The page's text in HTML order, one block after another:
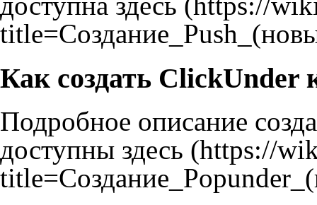
Как создать ClickUnder
Подробное описание
доступны здесь